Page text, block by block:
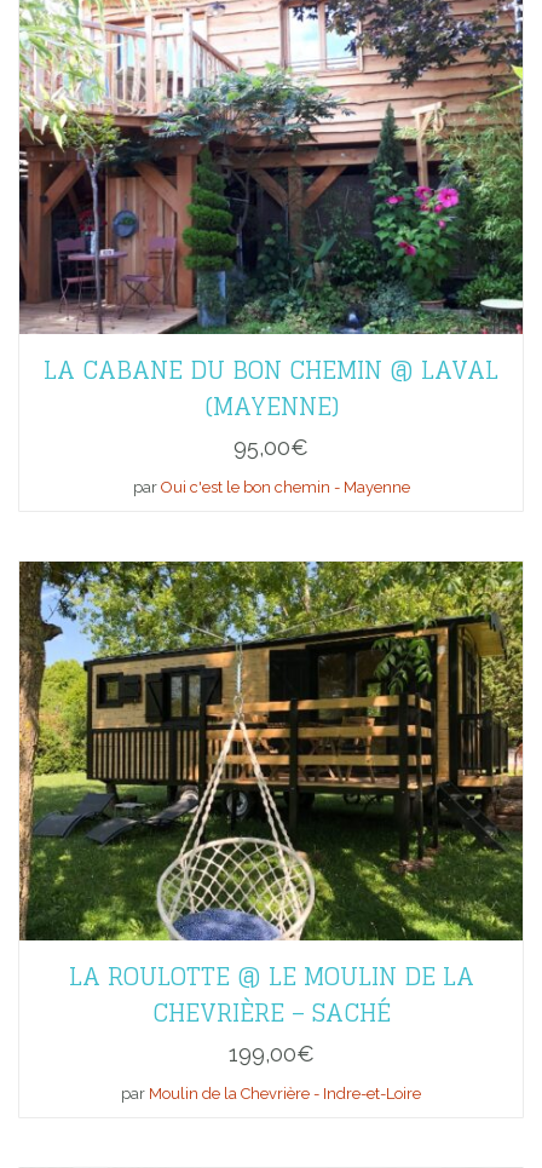
LA CABANE DU BON CHEMIN @ LAVAL
(MAYENNE)
95,00€
par Oui c'est le bon chemin - Mayenne
LA ROULOTTE @ LE MOULIN DE LA
CHEVRIÈRE – SACHÉ
199,00€
par Moulin de la Chevrière - Indre-et-Loire